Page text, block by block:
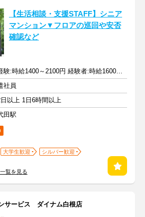
【生活相談・支援STAFF】シニア
マンション▼フロアの巡回や安否
確認など
未経験:時給1400～2100円 経験者:時給1600～2400円+交通費全額
社員
以上 1日6時間以上
田駅
大学生歓迎
シルバー歓迎
覧を見る
サービス ダイナム白根店